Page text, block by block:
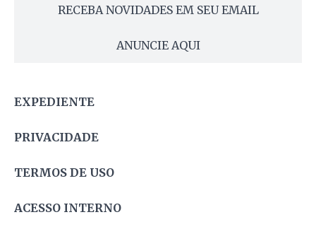
RECEBA NOVIDADES EM SEU EMAIL
ANUNCIE AQUI
EXPEDIENTE
PRIVACIDADE
TERMOS DE USO
ACESSO INTERNO